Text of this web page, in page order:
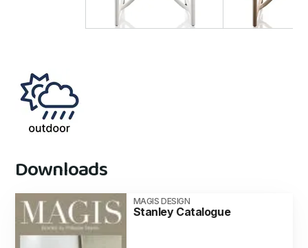
Downloads
MAGIS DESIGN
Stanley Catalogue